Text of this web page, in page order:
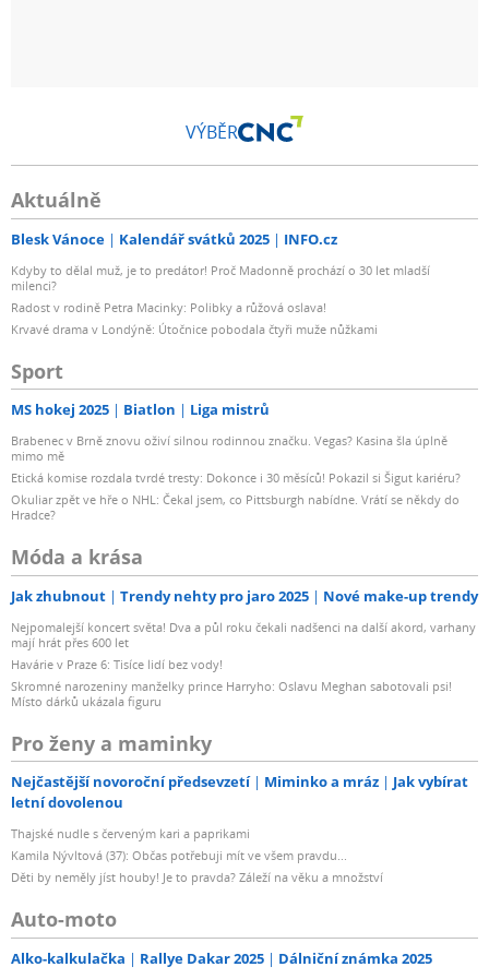
VÝBĚR
Aktuálně
Blesk Vánoce Kalendář svátků 2025 INFO.cz
Kdyby to dělal muž, je to predátor! Proč Madonně prochází o 30 let mladší
milenci?
Radost v rodině Petra Macinky: Polibky a růžová oslava!
Krvavé drama v Londýně: Útočnice pobodala čtyři muže nůžkami
Sport
MS hokej 2025 Biatlon Liga mistrů
Brabenec v Brně znovu oživí silnou rodinnou značku. Vegas? Kasina šla úplně
mimo mě
Etická komise rozdala tvrdé tresty: Dokonce i 30 měsíců! Pokazil si Šigut kariéru?
Okuliar zpět ve hře o NHL: Čekal jsem, co Pittsburgh nabídne. Vrátí se někdy do
Hradce?
Móda a krása
Jak zhubnout Trendy nehty pro jaro 2025 Nové make-up trendy
Nejpomalejší koncert světa! Dva a půl roku čekali nadšenci na další akord, varhany
mají hrát přes 600 let
Havárie v Praze 6: Tisíce lidí bez vody!
Skromné narozeniny manželky prince Harryho: Oslavu Meghan sabotovali psi!
Místo dárků ukázala figuru
Pro ženy a maminky
Nejčastější novoroční předsevzetí Miminko a mráz
Jak vybírat
letní dovolenou
Thajské nudle s červeným kari a paprikami
Kamila Nývltová (37): Občas potřebuji mít ve všem pravdu...
Děti by neměly jíst houby! Je to pravda? Záleží na věku a množství
Auto-moto
Alko-kalkulačka Rallye Dakar 2025 Dálniční známka 2025